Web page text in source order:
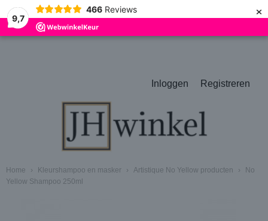
9,7
466 Reviews ×
Inloggen Registreren
Home › Kleurshampoo en masker › Artistique No Yellow producten ›
No
Yellow Shampoo 250ml